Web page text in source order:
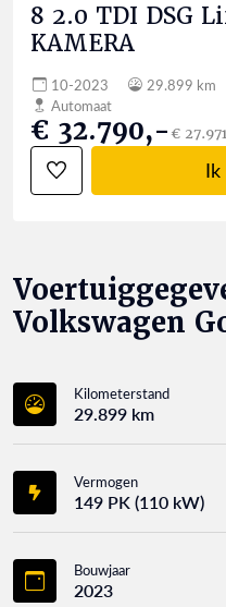
8 2.0 TDI DSG
KAMERA
10-2023 29.899 km
Automaat
€ 32.790,-€
Ik
Volkswagen
Kilometerstand
29.899 km
Vermogen
149 PK (110 kW)
Bouwjaar
2023